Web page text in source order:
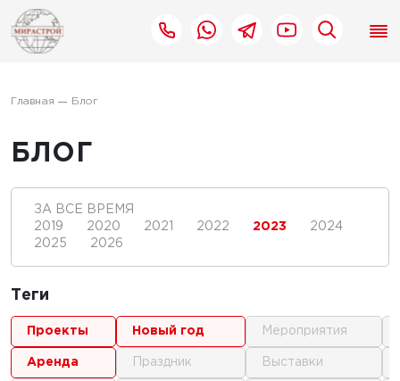
Главная Блог
БЛОГ
ЗА ВСЕ ВРЕМЯ
2019
2020 2021 2022 2023
2024
2025
2026
Теги
проекты
аренда
новый год
праздник
мероприятия
выставки